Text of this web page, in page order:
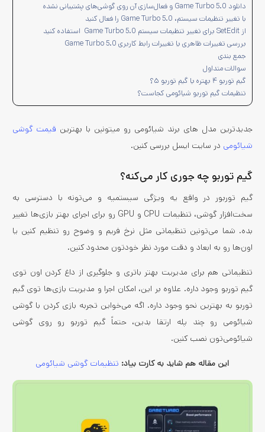
دانلود Game Turbo 5.0 و فعال‌سازی آن روی گوشی‌های پشتیبانی نشده
با تغییر تنظیمات سیستم، Game Turbo 5.0 را فعال کنید
از SetEdit برای تغییر تنظیمات سیستم Game Turbo 5.0 استفاده کنید
بررسی تغییرات ظاهری یا تغییرات رابط کاربری Game Turbo 5.0
جمع بندی
سوالات متداول
گیم توربو ۴ بهتره یا گیم توربو ۵؟
تنظیمات گیم توربو شیائومی کجاست؟
جدید‌ترین مدل های برند شیائومی رو میتونین با بهترین قیمت گوشی
شیائومی در سایت ایسل بررسی کنین.
گیم توربو چه جوری کار می‌کنه؟
گیم توربور در واقع یه ویژگی سیستمیه و می‌تونه با دسترسی به
سخت‌افزار گوشی، تنظیمات CPU و GPU رو برای اجرای بهتر بازی‌ها تغییر
بده. شما می‌تونین تنظیماتی مثل نرخ فریم و وضوح رو تنظیم کنین یا
اون‌ها رو به ابعاد و دقت مورد نظر خودتون محدود کنین.
تنظیماتی هم برای مدیریت بهتر باتری و جلوگیری از داغ کردن اون توی
گیم توربو وجود داره. علاوه بر این، امکان اجرا و مدیریت بازی‌ها توی گیم
توربو به بهترین نحو وجود داره. اگه می‌خواین تجربه بازی کردن با گوشی
شیائومی رو چند پله ارتقا بدین، حتماً گیم توربو رو روی گوشی
شیائومی‌تون نصب کنین.
این مقاله هم شاید به کارت بیاد: تنظیمات گوشی شیائومی